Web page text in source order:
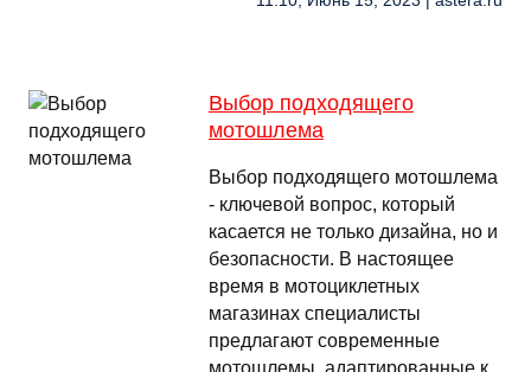
Выбор подходящего
мотошлема
Выбор подходящего мотошлема
- ключевой вопрос, который
касается не только дизайна, но и
безопасности. В настоящее
время в мотоциклетных
магазинах специалисты
предлагают современные
мотошлемы, адаптированные к